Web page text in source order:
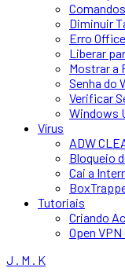
Diminuir
Erro
Liberar
Mostrar a
Senha do
Verificar
Windows
Vírus
ADW
Bloqueio
Cai a
Tutoriais
Criando
Open
J . M . K